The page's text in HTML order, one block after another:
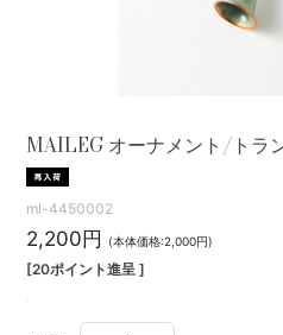
MAILEG オーナメント/トラ
ml-4450002
2,200円 (本体価格:2,000円)
[20ポイント進呈 ]